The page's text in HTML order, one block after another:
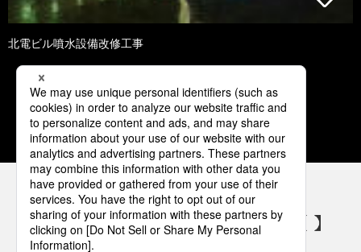
北電ビル噴水設備改修工事
1 2 3 4 5
パナソニックの電気設備 SNSアカウント